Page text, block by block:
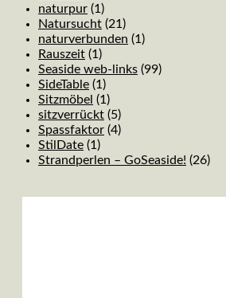
naturpur (1)
Natursucht (21)
naturverbunden (1)
Rauszeit (1)
Seaside web-links (99)
SideTable (1)
Sitzmöbel (1)
sitzverrückt (5)
Spassfaktor (4)
StilDate (1)
Strandperlen – GoSeaside! (26)